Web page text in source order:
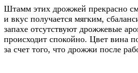
Штамм этих дрожжей прекрасно
и вкус получается мягким,
запахе отсутствуют дрожжевые
происходит спокойно. Цвет вина
за счет того, что дрожжи после